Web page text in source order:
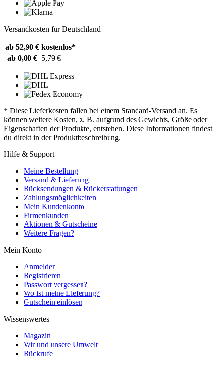
Versandkosten für Deutschland
ab 52,90 € kostenlos*
ab 0,00 € 5,79 €
* Diese Lieferkosten fallen bei einem Standard-Versand an. Es
können weitere Kosten, z. B. aufgrund des Gewichts, Größe oder
Eigenschaften der Produkte, entstehen. Diese Informationen findest
du direkt in der Produktbeschreibung.
Hilfe & Support
Meine Bestellung
Versand & Lieferung
Rücksendungen & Rückerstattungen
Zahlungsmöglichkeiten
Mein Kundenkonto
Firmenkunden
Aktionen & Gutscheine
Weitere Fragen?
Mein Konto
Anmelden
Registrieren
Passwort vergessen?
Wo ist meine Lieferung?
Gutschein einlösen
Wissenswertes
Magazin
Wir und unsere Umwelt
Rückrufe